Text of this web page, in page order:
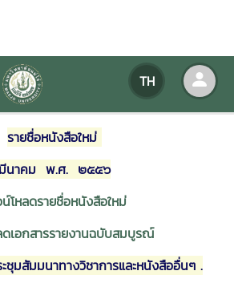
TH
ดือนมีนาคม 2556
รายละเอียดข่าวสาร
รายชื่อหนังสือใหม่
มีนาคม พ.ศ. ๒๕๕๖
โหลดรายชื่อหนังสือใหม่
ดเอกสารรายงานฉบับสมบูรณ์
ชุมสัมมนาทางวิชาการและหนังสืออื่นๆ .